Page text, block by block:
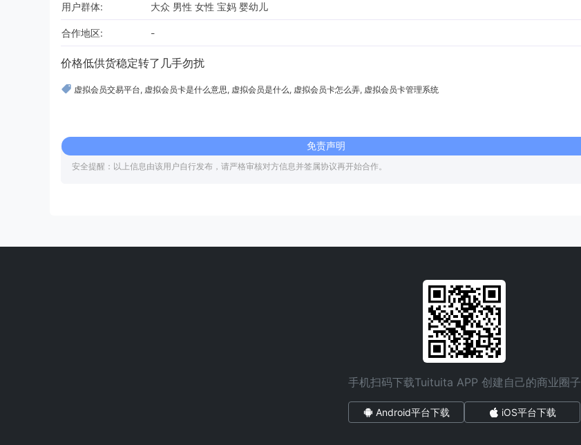
用户群体: 大众 男性 女性 宝妈 婴幼儿
合作地区: -
价格低供货稳定转了几手勿扰
虚拟会员交易平台, 虚拟会员卡是什么意思, 虚拟会员是什么, 虚拟会员卡怎么弄, 虚拟会员卡管理系统
免责声明
安全提醒：以上信息由该用户自行发布，请严格审核对方信息并签属协议再开始合作。
手机扫码下载Tuituita APP 创建自己的商业圈子
Android平台下载 iOS平台下载